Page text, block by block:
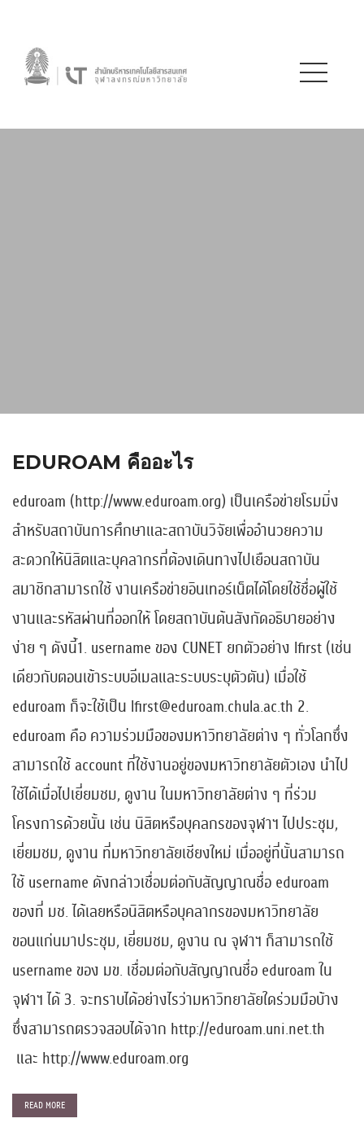
EDUROAM คืออะไร
eduroam (http://www.eduroam.org) เป็นเครือข่ายโรมมิ่ง
สำหรับสถาบันการศึกษาและสถาบันวิจัยเพื่ออำนวยความ
สะดวกให้นิสิตและบุคลากรที่ต้องเดินทางไปเยือนสถาบัน
สมาชิกสามารถใช้ งานเครือข่ายอินเทอร์เน็ตได้โดยใช้ชื่อผู้ใช้
งานและรหัสผ่านที่ออกให้ โดยสถาบันต้นสังกัดอธิบายอย่าง
ง่าย ๆ ดังนี้1. username ของ CUNET ยกตัวอย่าง lfirst (เช่น
เดียวกับตอนเข้าระบบอีเมลและระบบระบุตัวตัน) เมื่อใช้
eduroam ก็จะใช้เป็น lfirst@eduroam.chula.ac.th 2.
eduroam คือ ความร่วมมือของมหาวิทยาลัยต่าง ๆ ทั่วโลกซึ่ง
สามารถใช้ account ที่ใช้งานอยู่ของมหาวิทยาลัยตัวเอง นำไป
ใช้ได้เมื่อไปเยี่ยมชม, ดูงาน ในมหาวิทยาลัยต่าง ๆ ที่ร่วม
โครงการด้วยนั้น เช่น นิสิตหรือบุคลกรของจุฬาฯ ไปประชุม,
เยี่ยมชม, ดูงาน ที่มหาวิทยาลัยเชียงใหม่ เมื่ออยู่ที่นั้นสามารถ
ใช้ username ดังกล่าวเชื่อมต่อกับสัญญาณชื่อ eduroam
ของที่ มช. ได้เลยหรือนิสิตหรือบุคลากรของมหาวิทยาลัย
ขอนแก่นมาประชุม, เยี่ยมชม, ดูงาน ณ จุฬาฯ ก็สามารถใช้
username ของ มข. เชื่อมต่อกับสัญญาณชื่อ eduroam ใน
จุฬาฯ ได้ 3. จะทราบได้อย่างไรว่ามหาวิทยาลัยใดร่วมมือบ้าง
ซึ่งสามารถตรวจสอบได้จาก http://eduroam.uni.net.th
และ http://www.eduroam.org
READ MORE